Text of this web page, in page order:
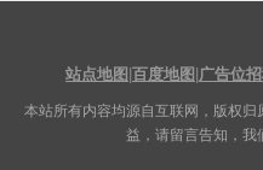
站点地图|百度地图|广告位
本站所有内容均源自互联网，版权
益，请留言告知，我